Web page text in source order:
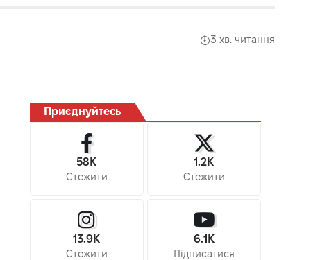
3 хв. читання
Приєднуйтесь
58K
Стежити
1.2K
Стежити
13.9K
Стежити
6.1K
Підписатися